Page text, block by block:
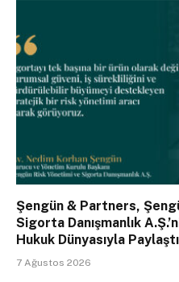
Şengün & Partners,
Sigorta Danışmanlık
Hukuk Dünyasıyla Paylaştı
7 Ağustos 2026